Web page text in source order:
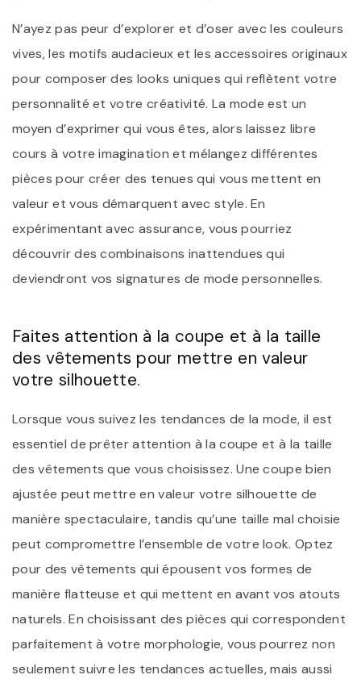
N’ayez pas peur d’explorer et d’oser avec les couleurs
vives, les motifs audacieux et les accessoires originaux
pour composer des looks uniques qui reflètent votre
personnalité et votre créativité. La mode est un
moyen d’exprimer qui vous êtes, alors laissez libre
cours à votre imagination et mélangez différentes
pièces pour créer des tenues qui vous mettent en
valeur et vous démarquent avec style. En
expérimentant avec assurance, vous pourriez
découvrir des combinaisons inattendues qui
deviendront vos signatures de mode personnelles.
Faites attention à la coupe et à la taille
des vêtements pour mettre en valeur
votre silhouette.
Lorsque vous suivez les tendances de la mode, il est
essentiel de prêter attention à la coupe et à la taille
des vêtements que vous choisissez. Une coupe bien
ajustée peut mettre en valeur votre silhouette de
manière spectaculaire, tandis qu’une taille mal choisie
peut compromettre l’ensemble de votre look. Optez
pour des vêtements qui épousent vos formes de
manière flatteuse et qui mettent en avant vos atouts
naturels. En choisissant des pièces qui correspondent
parfaitement à votre morphologie, vous pourrez non
seulement suivre les tendances actuelles, mais aussi